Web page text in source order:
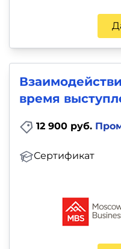
время
12 900 руб.
Сертификат